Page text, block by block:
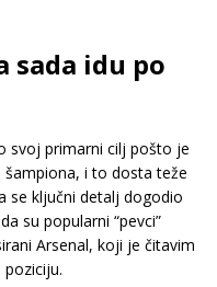
sada idu po
svoj primarni cilj pošto je
šampiona, i to dosta teže
se ključni detalj dogodio
su popularni “pevci”
Arsenal, koji je čitavim